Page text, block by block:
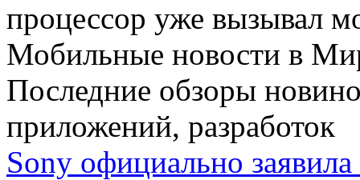
процессор уже вызывал
Мобильные новости в
Последние обзоры
приложений, разработок
Sony официально